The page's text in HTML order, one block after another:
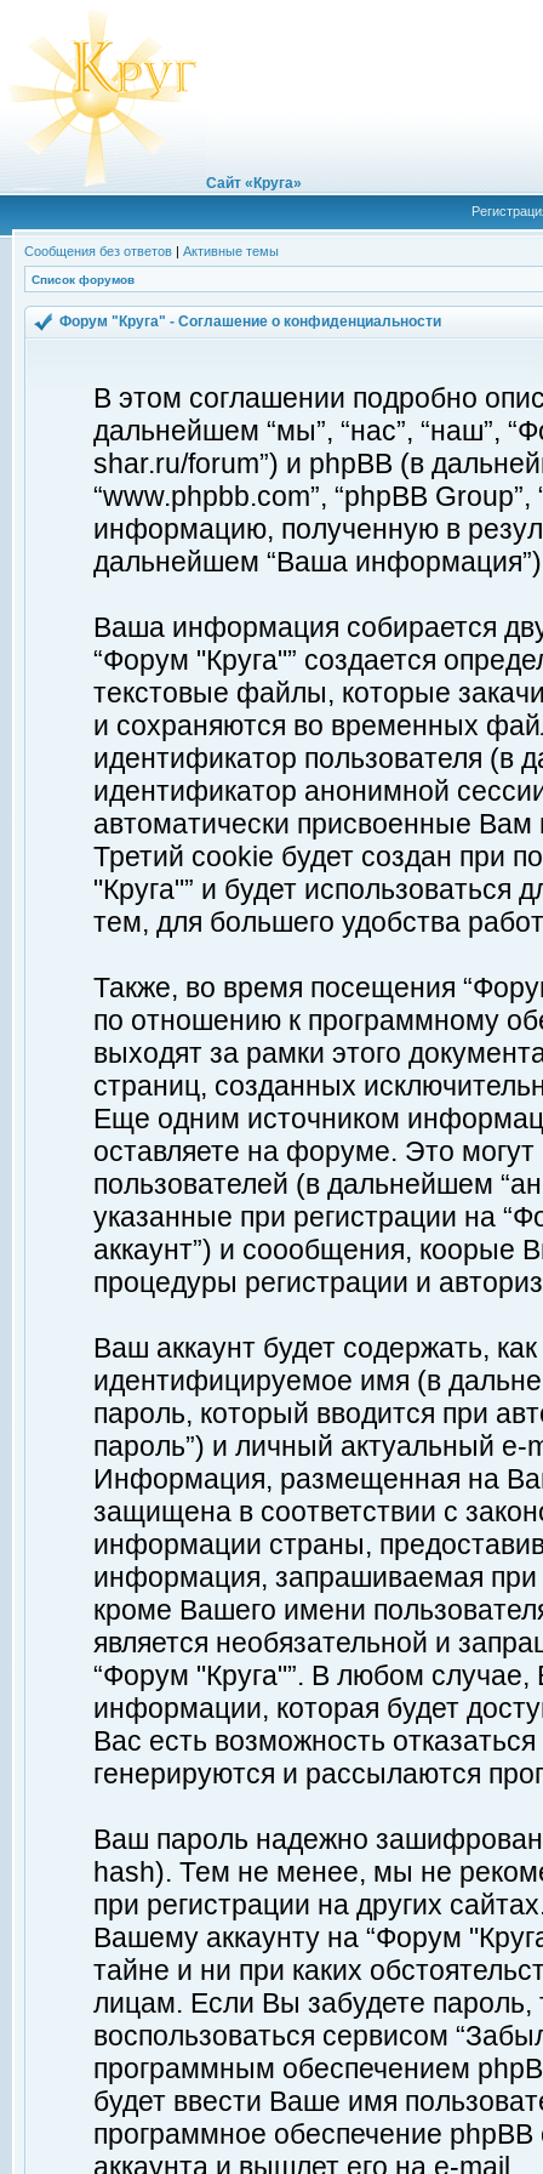
Сайт «Круга»
Сообщения без ответов | Активные темы
Список форумов
Форум "Круга" - Соглашение о конфиденциальности
В этом соглашении подробно
дальнейшем “мы”, “нас”, “наш”,
shar.ru/forum”) и phpBB (в
“www.phpbb.com”, “phpBB
информацию, полученную в
дальнейшем “Ваша
Ваша информация собирается
“Форум "Круга"” создается
текстовые файлы, которые
и сохраняются во временных
идентификатор пользователя (в
идентификатор анонимной
автоматически присвоенные
Третий cookie будет создан при
"Круга"” и будет
тем, для большего удобства
Также, во время посещения
по отношению к программному
выходят за рамки этого
страниц, созданных
Еще одним источником
оставляете на форуме. Это
пользователей (в дальнейшем
указанные при регистрации на
аккаунт”) и соообщения, коорые
процедуры регистрации и
Ваш аккаунт будет содержать,
идентифицируемое имя (в
пароль, который вводится при
пароль”) и личный актуальный
Информация, размещенная на
защищена в соответствии с
информации страны,
информация, запрашиваемая при
кроме Вашего имени
является необязательной и
“Форум "Круга"”. В любом
информации, которая будет
Вас есть возможность
генерируются и рассылаются
Ваш пароль надежно
hash). Тем не менее, мы не
при регистрации на других
Вашему аккаунту на “Форум
тайне и ни при каких
лицам. Если Вы забудете пароль,
воспользоваться сервисом
программным обеспечением
будет ввести Ваше имя
программное обеспечение
аккаунта и вышлет его на e-mail.